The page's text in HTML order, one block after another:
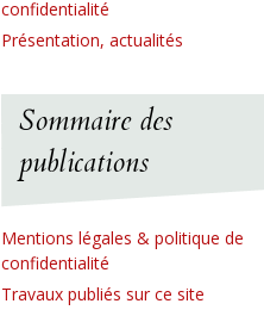
confidentialité
Présentation, actualités
Sommaire des
publications
Mentions légales & politique de
confidentialité
Travaux publiés sur ce site